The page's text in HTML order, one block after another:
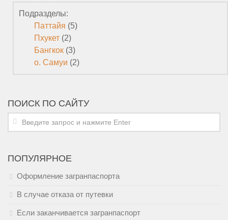
Подразделы:
Паттайя (5)
Пхукет (2)
Бангкок (3)
о. Самуи (2)
ПОИСК ПО САЙТУ
ПОПУЛЯРНОЕ
Оформление загранпаспорта
В случае отказа от путевки
Если заканчивается загранпаспорт